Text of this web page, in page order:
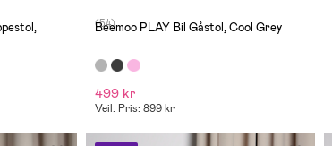
(54)
Beemoo PLAY Bil Gåstol, Cool Grey
499 kr
Veil. Pris: 899 kr